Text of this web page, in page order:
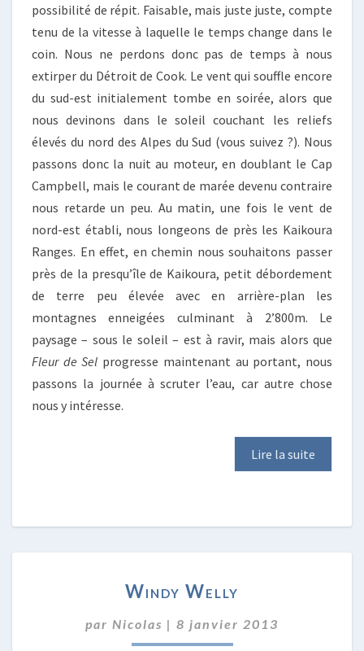
possibilité de répit. Faisable, mais juste juste, compte
tenu de la vitesse à laquelle le temps change dans le
coin. Nous ne perdons donc pas de temps à nous
extirper du Détroit de Cook. Le vent qui souffle encore
du sud-est initialement tombe en soirée, alors que
nous devinons dans le soleil couchant les reliefs
élevés du nord des Alpes du Sud (vous suivez ?). Nous
passons donc la nuit au moteur, en doublant le Cap
Campbell, mais le courant de marée devenu contraire
nous retarde un peu. Au matin, une fois le vent de
nord-est établi, nous longeons de près les Kaikoura
Ranges. En effet, en chemin nous souhaitons passer
près de la presqu’île de Kaikoura, petit débordement
de terre peu élevée avec en arrière-plan les
montagnes enneigées culminant à 2’800m. Le
paysage – sous le soleil – est à ravir, mais alors que
Fleur de Sel progresse maintenant au portant, nous
passons la journée à scruter l’eau, car autre chose
nous y intéresse.
Lire la suite
WELLY
Windy Welly
par Nicolas | 8 janvier 2013